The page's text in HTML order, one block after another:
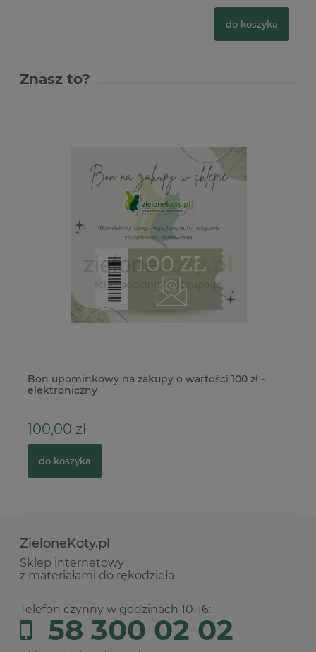
do koszyka
Znasz to?
Bon upominkowy na zakupy o wartości 100 zł -
elektroniczny
100,00 zł
do koszyka
ZieloneKoty.pl
Sklep internetowy
z materiałami do rękodzieła
Telefon czynny w godzinach 10-16:
58 300 02 02